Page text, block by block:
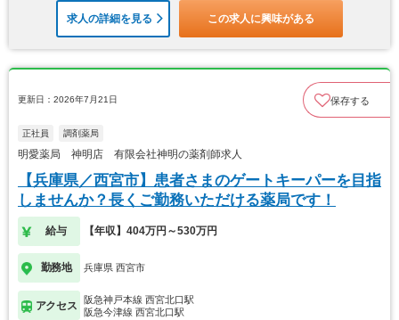
求人の詳細を見る この求人に興味がある
更新日：2026年7月21日 保存する
正社員 調剤薬局
明愛薬局 神明店 有限会社神明の薬剤師求人
【兵庫県／西宮市】患者さまのゲートキーパーを目指
しませんか？長くご勤務いただける薬局です！
給与 【年収】404万円～530万円
勤務地 兵庫県 西宮市
アクセス
阪急神戸本線 西宮北口駅
阪急今津線 西宮北口駅